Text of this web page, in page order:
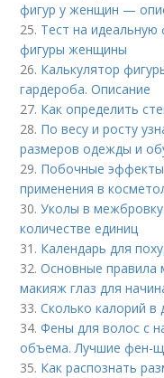
фигур у женщин —
25. Тест на идеальную
фигуры женщины
26. Калькулятор
гардероба. Описание
27. Как определить
28. По весу и росту
размеров одежды и
29. Побочные
применения в
30.Уколы в
количестве единиц
31. Календарь для
32.Основные правила
макияж глаз для
33.Сколько калорий в
34.Фены для волос с
объема. Лучшие фен-
35. Как распознать